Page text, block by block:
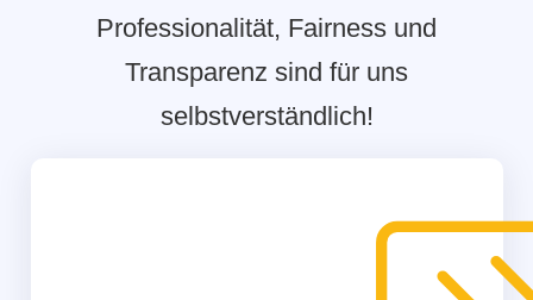
Professionalität, Fairness und
Transparenz sind für uns
selbstverständlich!